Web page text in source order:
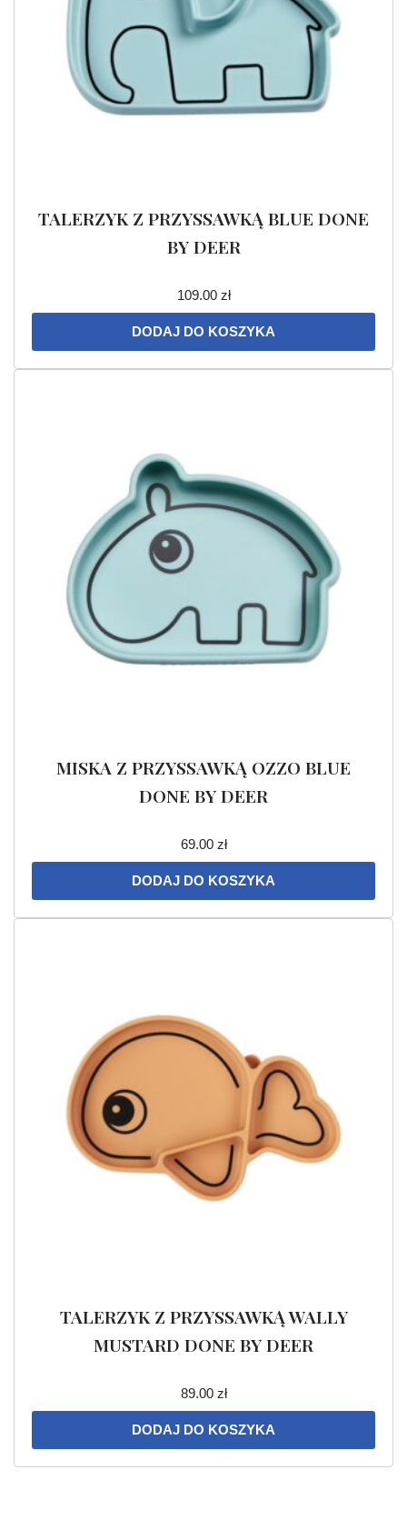
TALERZYK Z PRZYSSAWKĄ BLUE DONE
BY DEER
109.00 zł
DODAJ DO KOSZYKA
MISKA Z PRZYSSAWKĄ OZZO BLUE
DONE BY DEER
69.00 zł
DODAJ DO KOSZYKA
TALERZYK Z PRZYSSAWKĄ WALLY
MUSTARD DONE BY DEER
89.00 zł
DODAJ DO KOSZYKA